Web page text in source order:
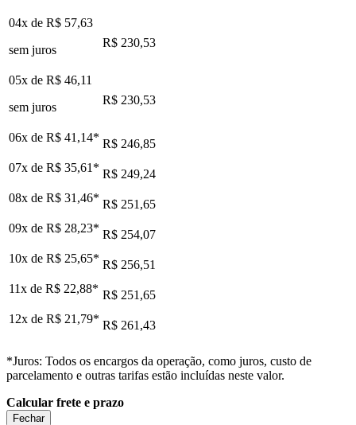
04x de R$ 57,63
sem juros
R$ 230,53
05x de R$ 46,11
sem juros
R$ 230,53
06x de R$ 41,14* R$ 246,85
07x de R$ 35,61 * R$ 249,24
08x de R$ 31,46* R$ 251,65
09x de R$ 28,23* R$ 254,07
10x de R$ 25,65* R$ 256,51
11x de R$ 22,88* R$ 251,65
12x de R$ 21,79* R$ 261,43
*Juros: Todos os encargos da operação, como juros, custo de
parcelamento e outras tarifas estão incluídas neste valor.
Calcular frete e prazo
Fechar